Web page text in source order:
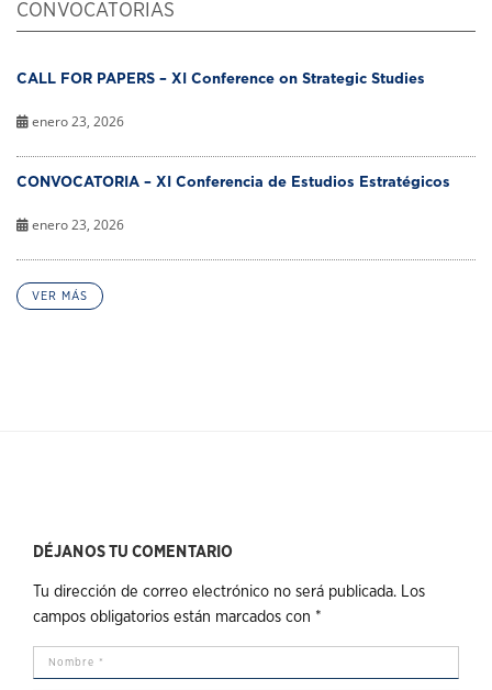
CONVOCATORIAS
CALL FOR PAPERS – XI Conference on Strategic Studies
enero 23, 2026
CONVOCATORIA – XI Conferencia de Estudios Estratégicos
enero 23, 2026
VER MÁS
DÉJANOS TU COMENTARIO
Tu dirección de correo electrónico no será publicada. Los
campos obligatorios están marcados con *